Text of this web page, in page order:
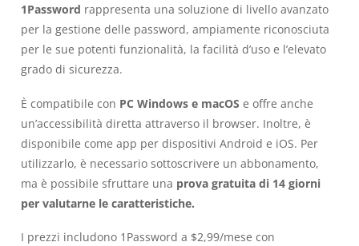
1Password rappresenta una soluzione di livello avanzato
per la gestione delle password, ampiamente riconosciuta
per le sue potenti funzionalità, la facilità d’uso e l’elevato
grado di sicurezza.
È compatibile con PC Windows e macOS e offre anche
un’accessibilità diretta attraverso il browser. Inoltre, è
disponibile come app per dispositivi Android e iOS. Per
utilizzarlo, è necessario sottoscrivere un abbonamento,
ma è possibile sfruttare una prova gratuita di 14 giorni
per valutarne le caratteristiche.
I prezzi includono 1Password a $2,99/mese con